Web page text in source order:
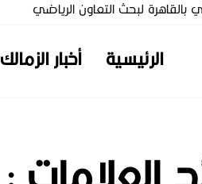
بالقاهرة لبحث التعاون الرياضي
الرئيسية أخبار الزمالك